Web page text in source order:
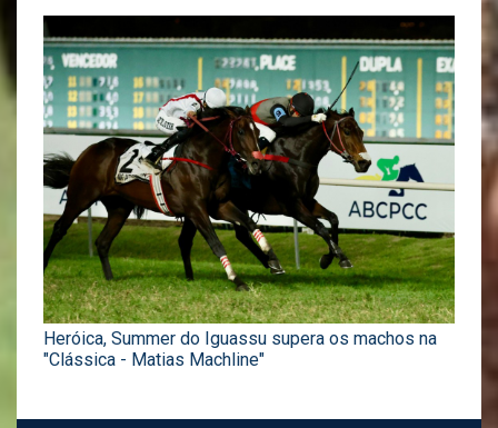
Heróica, Summer do Iguassu supera os machos na
"Clássica - Matias Machline"